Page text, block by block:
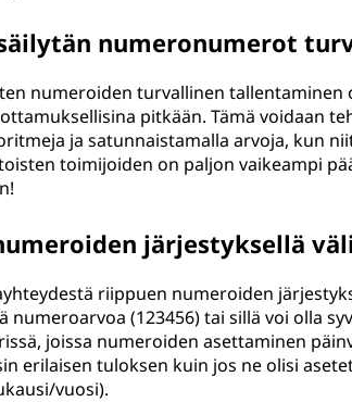
numeronumerot
numeroiden turvallinen tallentaminen
pitkään. Tämä voidaan
ja satunnaistamalla arvoja, kun
toimijoiden on paljon vaikeampi
järjestyksellä
riippuen numeroiden
numeroarvoa (123456) tai sillä voi olla
joissa numeroiden asettaminen
erilaisen tuloksen kuin jos ne olisi
vuosi).